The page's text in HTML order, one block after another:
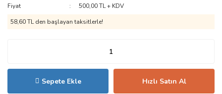
Fiyat
500,00 TL + KDV
58,60 TL den başlayan taksitlerle!
Sepete Ekle Hızlı Satın Al